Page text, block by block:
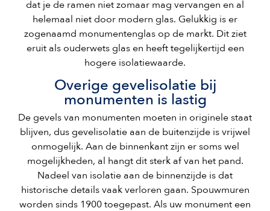
dat je de ramen niet zomaar mag vervangen en al
helemaal niet door modern glas. Gelukkig is er
zogenaamd monumentenglas op de markt. Dit ziet
eruit als ouderwets glas en heeft tegelijkertijd een
hogere isolatiewaarde.
Overige gevelisolatie bij
monumenten is lastig
De gevels van monumenten moeten in originele staat
blijven, dus gevelisolatie aan de buitenzijde is vrijwel
onmogelijk. Aan de binnenkant zijn er soms wel
mogelijkheden, al hangt dit sterk af van het pand.
Nadeel van isolatie aan de binnenzijde is dat
historische details vaak verloren gaan. Spouwmuren
worden sinds 1900 toegepast. Als uw monument een